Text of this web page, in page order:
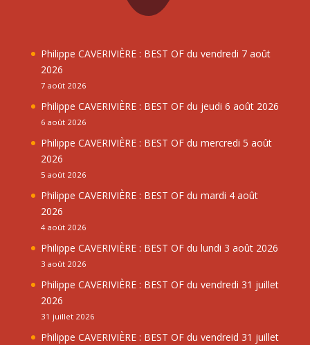
Philippe CAVERIVIÈRE : BEST OF du vendredi 7 août
2026
7 août 2026
Philippe CAVERIVIÈRE : BEST OF du jeudi 6 août 2026
6 août 2026
Philippe CAVERIVIÈRE : BEST OF du mercredi 5 août
2026
5 août 2026
Philippe CAVERIVIÈRE : BEST OF du mardi 4 août
2026
4 août 2026
Philippe CAVERIVIÈRE : BEST OF du lundi 3 août 2026
3 août 2026
Philippe CAVERIVIÈRE : BEST OF du vendredi 31 juillet
2026
31 juillet 2026
Philippe CAVERIVIÈRE : BEST OF du vendreid 31 juillet